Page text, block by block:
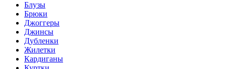
Блузы
Брюки
Джоггеры
Джинсы
Дубленки
Жилетки
Кардиганы